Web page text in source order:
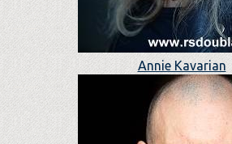
Annie Kavarian